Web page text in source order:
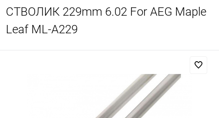
СТВОЛИК 229mm 6.02 For AEG Maple
Leaf ML-A229